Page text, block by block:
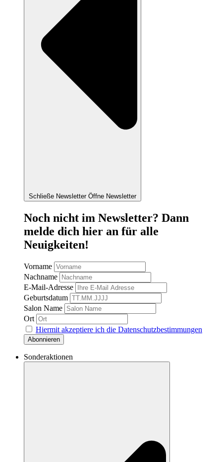
Schließe Newsletter Öffne Newsletter
Noch nicht im Newsletter? Dann
melde dich hier an für alle
Neuigkeiten!
Vorname
Nachname
E-Mail-Adresse
Geburtsdatum
Salon Name
Ort
Hiermit akzeptiere ich die Datenschutzbestimmungen
Sonderaktionen